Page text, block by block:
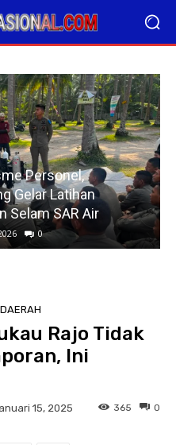
Personel,
Gelar Latihan
Selam SAR Air
0
DAERAH
Rajo Tidak
Ini
15, 2025 0
365